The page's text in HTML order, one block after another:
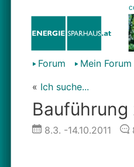
Forum Mein Forum
« Ich suche...
Bauführung
8.3. -14.10.2011